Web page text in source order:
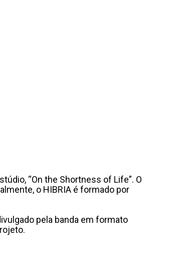
“On the Shortness of Life”. O
o HIBRIA é formado por
pela banda em formato